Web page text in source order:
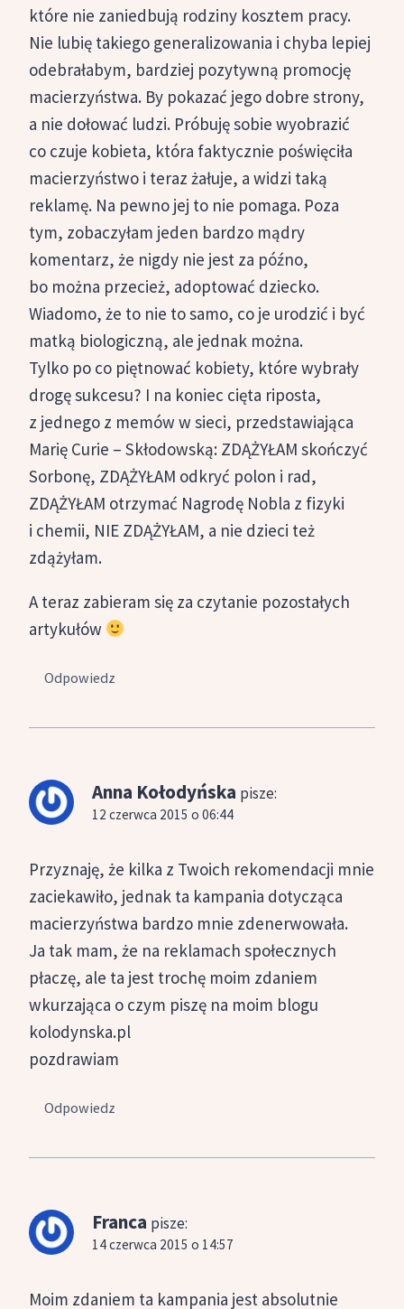
które nie zaniedbują rodziny kosztem pracy.
Nie lubię takiego generalizowania i chyba lepiej
odebrałabym, bardziej pozytywną promocję
macierzyństwa. By pokazać jego dobre strony,
a nie dołować ludzi. Próbuję sobie wyobrazić
co czuje kobieta, która faktycznie poświęciła
macierzyństwo i teraz żałuje, a widzi taką
reklamę. Na pewno jej to nie pomaga. Poza
tym, zobaczyłam jeden bardzo mądry
komentarz, że nigdy nie jest za późno,
bo można przecież, adoptować dziecko.
Wiadomo, że to nie to samo, co je urodzić i być
matką biologiczną, ale jednak można.
Tylko po co piętnować kobiety, które wybrały
drogę sukcesu? I na koniec cięta riposta,
z jednego z memów w sieci, przedstawiająca
Marię Curie – Skłodowską: ZDĄŻYŁAM skończyć
Sorbonę, ZDĄŻYŁAM odkryć polon i rad,
ZDĄŻYŁAM otrzymać Nagrodę Nobla z fizyki
i chemii, NIE ZDĄŻYŁAM, a nie dzieci też
zdążyłam.
A teraz zabieram się za czytanie pozostałych
artykułów
Odpowiedz
Anna Kołodyńska pisze:
12 czerwca 2015 o 06:44
Przyznaję, że kilka z Twoich rekomendacji mnie
zaciekawiło, jednak ta kampania dotycząca
macierzyństwa bardzo mnie zdenerwowała.
Ja tak mam, że na reklamach społecznych
płaczę, ale ta jest trochę moim zdaniem
wkurzająca o czym piszę na moim blogu
kolodynska.pl
pozdrawiam
Odpowiedz
Franca pisze:
14 czerwca 2015 o 14:57
Moim zdaniem ta kampania jest absolutnie